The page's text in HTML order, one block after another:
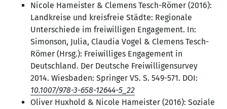
Nicole Hameister & Clemens Tesch-Römer (2016):
Landkreise und kreisfreie Städte: Regionale
Unterschiede im freiwilligen Engagement. In:
Simonson, Julia, Claudia Vogel & Clemens Tesch-
Römer (Hrsg.): Freiwilliges Engagement in
Deutschland. Der Deutsche Freiwilligensurvey
2014. Wiesbaden: Springer VS. S. 549-571. DOI:
10.1007/978-3-658-12644-5_22
Oliver Huxhold & Nicole Hameister (2016): Soziale